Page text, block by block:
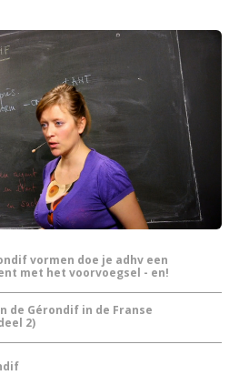
vormen doe je adhv een
met het voorvoegsel - en!
de Gérondif in de Franse
2)